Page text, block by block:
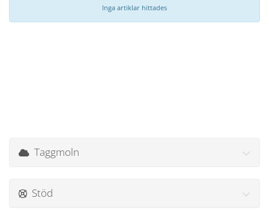
Inga artiklar hittades
Taggmoln
Stöd